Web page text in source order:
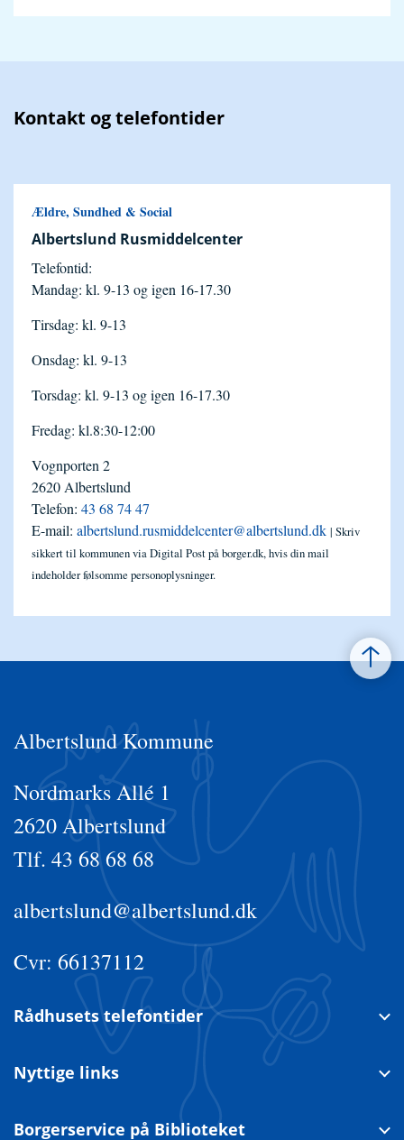
Kontakt og telefontider
Ældre, Sundhed & Social
Albertslund Rusmiddelcenter
Telefontid:
Mandag: kl. 9-13 og igen 16-17.30
Tirsdag: kl. 9-13
Onsdag: kl. 9-13
Torsdag: kl. 9-13 og igen 16-17.30
Fredag: kl.8:30-12:00
Vognporten 2
2620 Albertslund
Telefon: 43 68 74 47
E-mail: albertslund.rusmiddelcenter@albertslund.dk | Skriv
sikkert til kommunen via Digital Post på borger.dk, hvis din mail
indeholder følsomme personoplysninger.
Albertslund Kommune
Nordmarks Allé 1
2620 Albertslund
Tlf. 43 68 68 68
albertslund@albertslund.dk
Cvr: 66137112
Rådhusets telefontider
Nyttige links
Borgerservice på Biblioteket